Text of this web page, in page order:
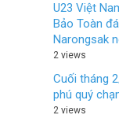
U23 Việt
Bảo Toàn
Narongsak
2 views
Cuối tháng
phú quý
2 views